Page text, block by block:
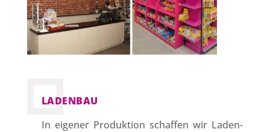
LADENBAU
In eigener Produktion schaffen wir Laden-